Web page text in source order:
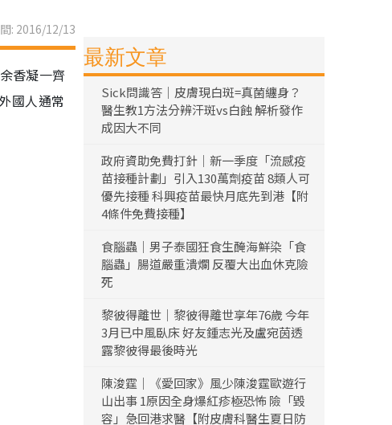
: 2016/12/13
香凝一齊
國人通常
最新文章
Sick問識答｜皮膚現白斑=真菌纏身？
醫生教1方法分辨汗斑vs白蝕 解析發作
成因大不同
政府資助免費打針｜新一季度「流感疫
苗接種計劃」引入130萬劑疫苗 8類人可
優先接種 科興疫苗最快月底先到港【附
4條件免費接種】
食腦蟲｜男子泰國狂食生醃海鮮染「食
腦蟲」腸道嚴重潰爛 反覆大出血休克險
死
黎彼得離世｜黎彼得離世享年76歲 今年
3月已中風臥床 好友鍾志光及盧宛茵透
露黎彼得最後時光
陳浚霆｜《愛回家》風少陳浚霆歐遊行
山出事 1原因全身爆紅疹極恐怖 險「毀
容」急回港求醫【附皮膚科醫生夏日防